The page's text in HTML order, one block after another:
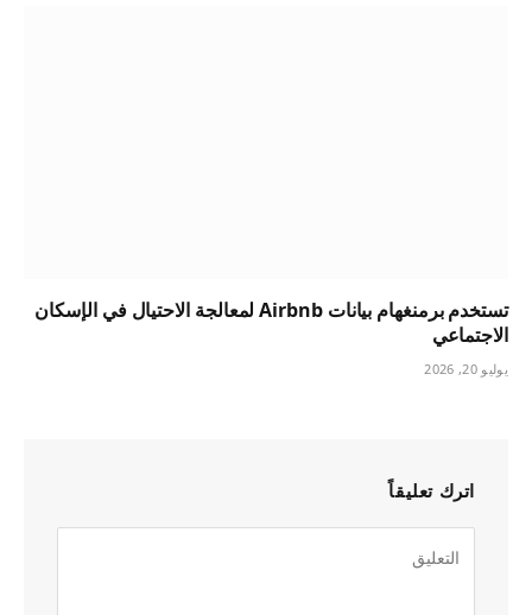
تستخدم برمنغهام بيانات Airbnb لمعالجة الاحتيال في الإسكان
الاجتماعي
يوليو 20, 2026
اترك تعليقاً